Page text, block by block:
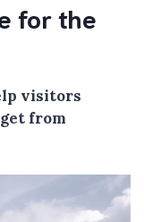
for the
visitors
from